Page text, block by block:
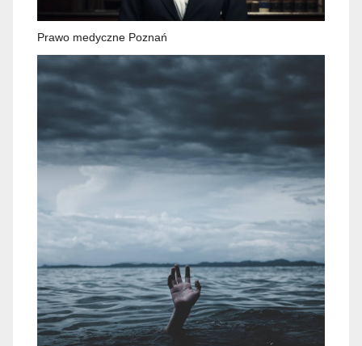
Prawo medyczne Poznań